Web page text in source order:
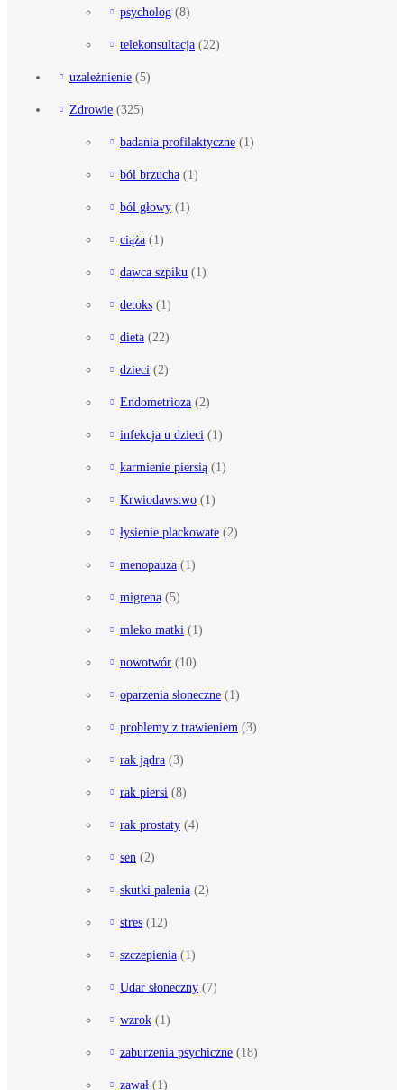
psycholog (8)
telekonsultacja (22)
uzależnienie (5)
Zdrowie (325)
badania profilaktyczne (1)
ból brzucha (1)
ból głowy (1)
ciąża (1)
dawca szpiku (1)
detoks (1)
dieta (22)
dzieci (2)
Endometrioza (2)
infekcja u dzieci (1)
karmienie piersią (1)
Krwiodawstwo (1)
łysienie plackowate (2)
menopauza (1)
migrena (5)
mleko matki (1)
nowotwór (10)
oparzenia słoneczne (1)
problemy z trawieniem (3)
rak jądra (3)
rak piersi (8)
rak prostaty (4)
sen (2)
skutki palenia (2)
stres (12)
szczepienia (1)
Udar słoneczny (7)
wzrok (1)
zaburzenia psychiczne (18)
zawał (1)